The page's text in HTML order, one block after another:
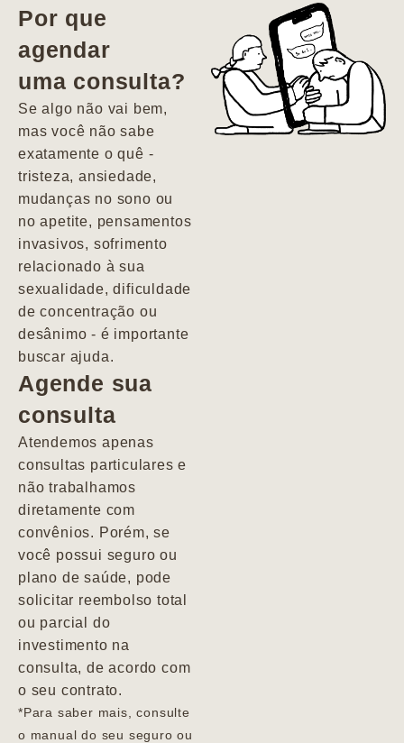
vida. Ela me
encontrou num
estado misto de
depressão e
agitação com
pensamentos
Por que
agendar
uma consulta?
Se algo não vai bem,
mas você não sabe
exatamente o quê -
tristeza, ansiedade,
mudanças no sono ou
no apetite, pensamentos
invasivos, sofrimento
relacionado à sua
sexualidade, dificuldade
de concentração ou
desânimo - é importante
buscar ajuda.
Agende sua
consulta
Atendemos apenas
consultas particulares e
não trabalhamos
diretamente com
convênios. Porém, se
você possui seguro ou
plano de saúde, pode
solicitar reembolso total
ou parcial do
investimento na
consulta, de acordo com
o seu contrato.
*Para saber mais, consulte
o manual do seu seguro ou